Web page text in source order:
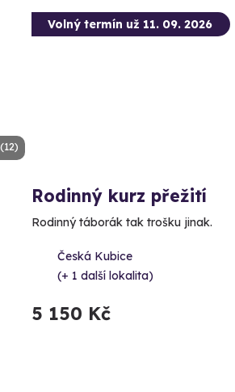
(12)
Volný termín už 11. 09. 2026
Rodinný kurz přežití
Rodinný táborák tak trošku jinak.
Česká Kubice
(+ 1 další lokalita)
5 150 Kč